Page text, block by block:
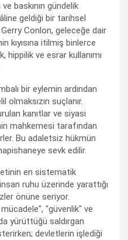
baskının gündelik
geldiği bir tarihsel
Conlon, geleceğe dair
kıyısına itilmiş binlerce
hippilik ve esrar kullanımı
bir eylemin ardından
suçlanır.
kanıtlar ve siyasi
mahkemesi tarafından
Bu adaletsiz hükmün
sevk edilir.
en sistematik
ruhu üzerinde yarattığı
önüne seriyor.
"güvenlik" ve
yürüttüğü saldırgan
devletlerin işlediği